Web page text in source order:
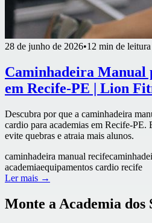
28 de junho de 2026•12 min de leitura
Caminhadeira Manual
em Recife-PE | Lion
Descubra por que a caminhadeira
cardio para academias em Recife-PE.
evite quebras e atraia mais alunos.
caminhadeira manual recife
academiaequipamentos cardio recife
Ler mais →
Monte a Academia dos